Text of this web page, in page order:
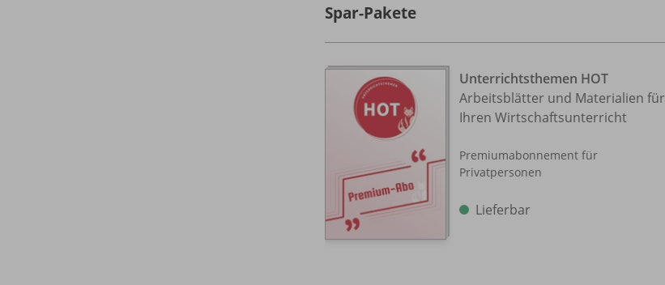
Spar-Pakete
Unterrichtsthemen HOT
Arbeitsblätter und Materialien für
Ihren Wirtschaftsunterricht
Premiumabonnement für
Privatpersonen
Lieferbar